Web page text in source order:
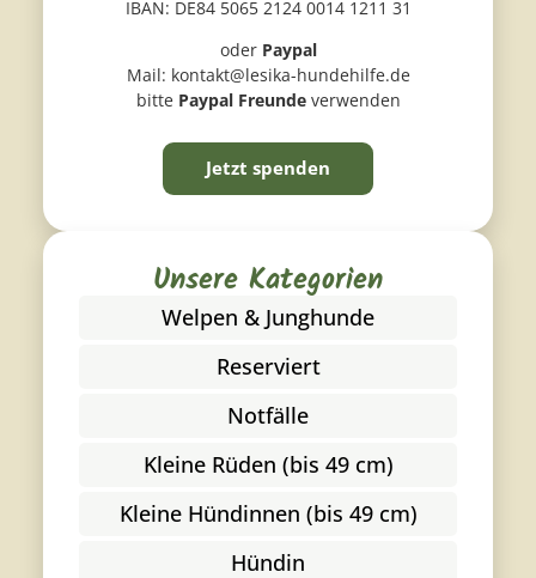
IBAN: DE84 5065 2124 0014 1211 31
oder Paypal
Mail: kontakt@lesika-hundehilfe.de
bitte Paypal Freundeverwenden
Jetzt spenden
Unsere Kategorien
Welpen & Junghunde
Reserviert
Notfälle
Kleine Rüden (bis 49 cm)
Kleine Hündinnen (bis 49 cm)
Hündin